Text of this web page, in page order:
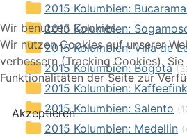
2015 Kolumbien:
2015 Kolumbien:
2015 Kolumbien: Villa de
2015 Kolumbien: Bogota
2015 Kolumbien:
2015 Kolumbien: Salento
2015 Kolumbien: Medellin
Wir benutzen Cookies
Wir nutzen Cookies auf unserer
verbessern (Tracking Cookies).
Funktionalitäten der Seite zur
Akzeptieren